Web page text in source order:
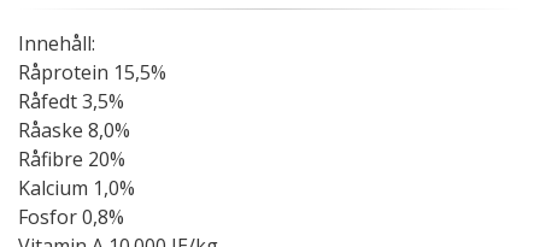
Innehåll:
Råprotein 15,5%
Råfedt 3,5%
Råaske 8,0%
Råfibre 20%
Kalcium 1,0%
Fosfor 0,8%